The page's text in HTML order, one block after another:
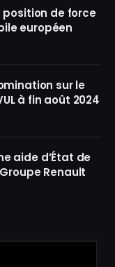
de force
européen
sur le
à fin août 2024
aide d’État de
Renault